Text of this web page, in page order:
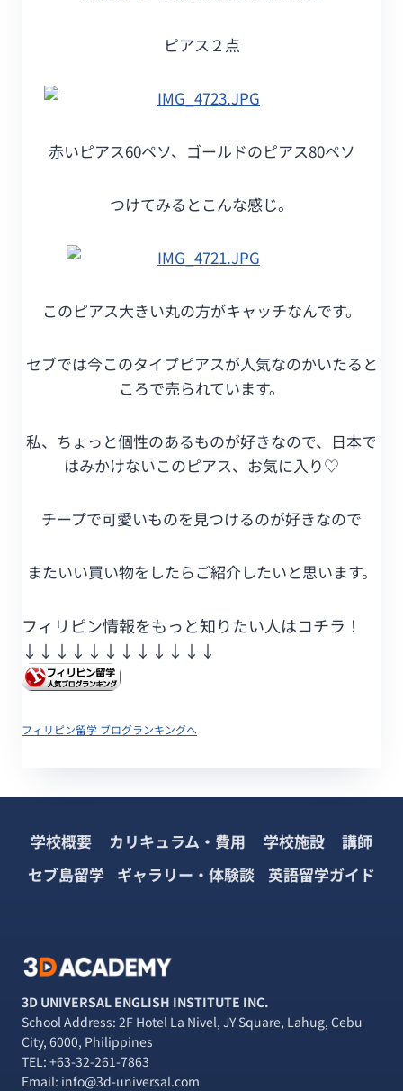
ピアス２点
赤いピアス60ペソ、ゴールドのピアス80ペソ
つけてみるとこんな感じ。
このピアス大きい丸の方がキャッチなんです。
セブでは今このタイプピアスが人気なのかいたると
ころで売られています。
私、ちょっと個性のあるものが好きなので、日本で
はみかけないこのピアス、お気に入り♡
チープで可愛いものを見つけるのが好きなので
またいい買い物をしたらご紹介したいと思います。
フィリピン情報をもっと知りたい人はコチラ！
↓↓↓↓↓↓ ↓↓↓↓↓↓
フィリピン留学 ブログランキングへ
学校概要 カリキュラム・費用 学校施設
講師
セブ島留学 ギャラリー・体験談 英語留学ガイド
3D UNIVERSAL ENGLISH INSTITUTE INC.
School Address: 2F Hotel La Nivel, JY Square, Lahug, Cebu
City, 6000, Philippines
TEL: +63-32-261-7863
Email: info@3d-universal.com